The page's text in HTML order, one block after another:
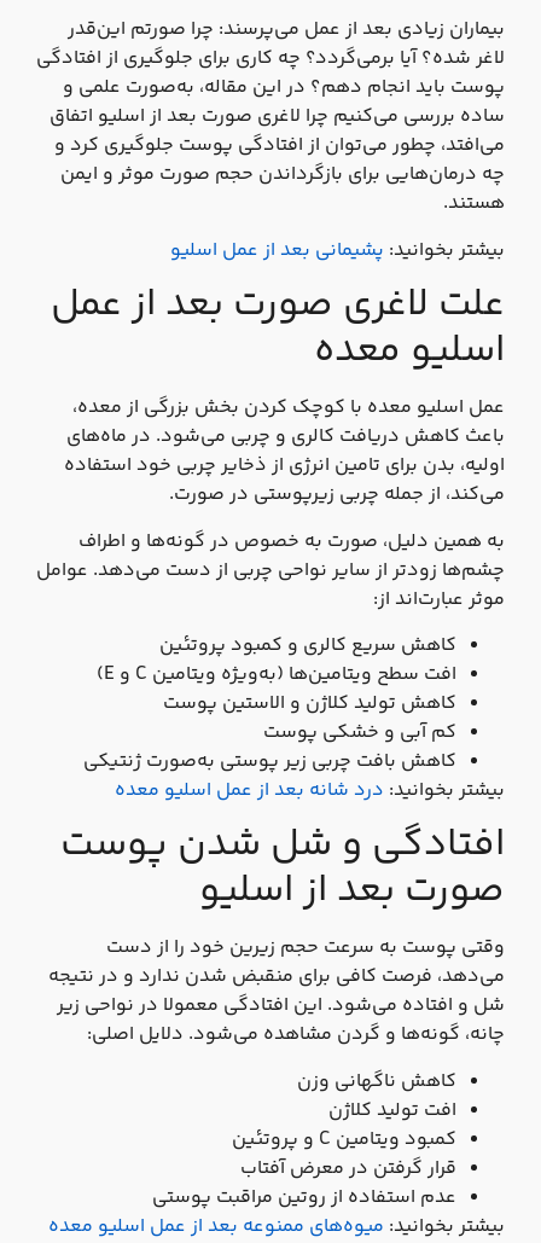
بیماران زیادی بعد از عمل می‌پرسند: چرا صورتم این‌قدر
لاغر شده؟ آیا برمی‌گردد؟ چه کاری برای جلوگیری از افتادگی
پوست باید انجام دهم؟ در این مقاله، به‌صورت علمی و
ساده بررسی می‌کنیم چرا لاغری صورت بعد از اسلیو اتفاق
می‌افتد، چطور می‌توان از افتادگی پوست جلوگیری کرد و
چه درمان‌هایی برای بازگرداندن حجم صورت موثر و ایمن
هستند.
بیشتر بخوانید:پشیمانی بعد از عمل اسلیو
علت لاغری صورت بعد از عمل
اسلیو معده
عمل اسلیو معده با کوچک کردن بخش بزرگی از معده،
باعث کاهش دریافت کالری و چربی می‌شود. در ماه‌های
اولیه، بدن برای تامین انرژی از ذخایر چربی خود استفاده
می‌کند، از جمله چربی زیرپوستی در صورت.
به همین دلیل، صورت به‌ خصوص در گونه‌ها و اطراف
چشم‌ها زودتر از سایر نواحی چربی از دست می‌دهد. عوامل
موثر عبارت‌اند از:
کاهش سریع کالری و کمبود پروتئین
افت سطح ویتامین‌ها (به‌ویژه ویتامین C و E)
کاهش تولید کلاژن و الاستین پوست
کم‌ آبی و خشکی پوست
کاهش بافت چربی زیر پوستی به‌صورت ژنتیکی
بیشتر بخوانید:درد شانه بعد از عمل اسلیو معده
افتادگی و شل شدن پوست
صورت بعد از اسلیو
وقتی پوست به‌ سرعت حجم زیرین خود را از دست
می‌دهد، فرصت کافی برای منقبض شدن ندارد و در نتیجه
شل و افتاده می‌شود. این افتادگی معمولا در نواحی زیر
چانه، گونه‌ها و گردن مشاهده می‌شود. دلایل اصلی:
کاهش ناگهانی وزن
افت تولید کلاژن
کمبود ویتامین C و پروتئین
قرار گرفتن در معرض آفتاب
عدم استفاده از روتین مراقبت پوستی
بیشتر بخوانید:میوه‌های ممنوعه بعد از عمل اسلیو معده